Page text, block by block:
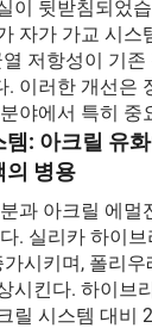
이 뒷받침되었
자가 가교 시스
저항성이 기
. 이러한 개선은
야에서 특히 중
: 아크릴 유
의 병용
과 아크릴 에멀
. 실리카 하이
시키며, 폴리
시킨다. 하이브
릴 시스템 대비